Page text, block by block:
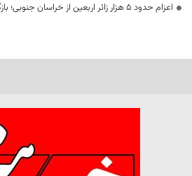
اعزام حدود 5 هزار زائر اربعین از خراسان جنوبی؛ بازگشت‌ها آغاز شد